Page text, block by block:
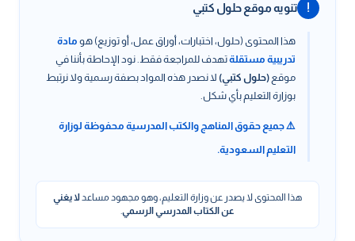
! تنويه موقع حلول كتبي
هذا المحتوى (حلول، اختبارات، أوراق عمل، أو توزيع) هو مادة
تدريبية مستقلةتهدف للمراجعة فقط. نود الإحاطة بأننا في
موقع (حلول كتبي) لا نصدر هذه المواد بصفة رسمية ولا نرتبط
بوزارة التعليم بأي شكل.
⚠️ جميع حقوق المناهج والكتب المدرسية محفوظة لوزارة
التعليم السعودية.
هذا المحتوى لا يصدر عن وزارة التعليم، وهو مجهود مساعدلا يغني
عن الكتاب المدرسي الرسمي.